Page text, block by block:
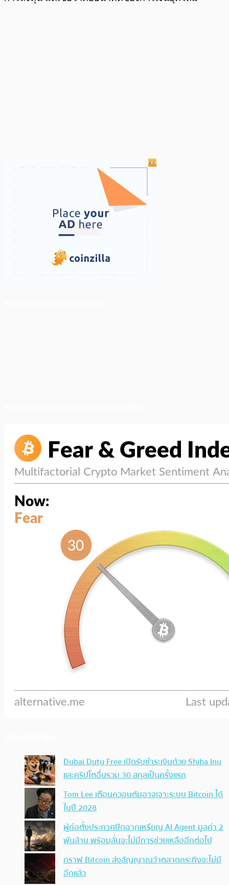
Dubai Duty Free เปิดรับชำระเงินด้วย Shiba Inu
และคริปโตอื่นรวม 30 สกุลเป็นครั้งแรก
Tom Lee เตือนควอนตัมอาจเจาะระบบ Bitcoin ได้
ในปี 2028
ผู้ก่อตั้งประกาศปิดฉากเหรียญ AI Agent มูลค่า 2
พันล้าน พร้อมลั่นจะไม่มีการช่วยเหลืออีกต่อไป
กราฟ Bitcoin ส่งสัญญาณว่าตลาดกระทิงจะไม่มี
อีกแล้ว